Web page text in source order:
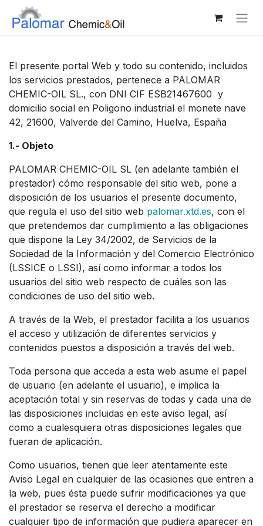
El presente portal Web y todo su contenido, incluidos
los servicios prestados, pertenece a PALOMAR
CHEMIC-OIL SL., con DNI CIF ESB21467600 y
domicilio social en Poligono industrial el monete nave
42, 21600, Valverde del Camino, Huelva, España
1.- Objeto
PALOMAR CHEMIC-OIL SL (en adelante también el
prestador) cómo responsable del sitio web, pone a
disposición de los usuarios el presente documento,
que regula el uso del sitio web palomar.xtd.es, con el
que pretendemos dar cumplimiento a las obligaciones
que dispone la Ley 34/2002, de Servicios de la
Sociedad de la Información y del Comercio Electrónico
(LSSICE o LSSI), así como informar a todos los
usuarios del sitio web respecto de cuáles son las
condiciones de uso del sitio web.
A través de la Web, el prestador facilita a los usuarios
el acceso y utilización de diferentes servicios y
contenidos puestos a disposición a través del web.
Toda persona que acceda a esta web asume el papel
de usuario (en adelante el usuario), e implica la
aceptación total y sin reservas de todas y cada una de
las disposiciones incluidas en este aviso legal, así
como a cualesquiera otras disposiciones legales que
fueran de aplicación.
Como usuarios, tienen que leer atentamente este
Aviso Legal en cualquier de las ocasiones que entren a
la web, pues ésta puede sufrir modificaciones ya que
el prestador se reserva el derecho a modificar
cualquier tipo de información que pudiera aparecer en